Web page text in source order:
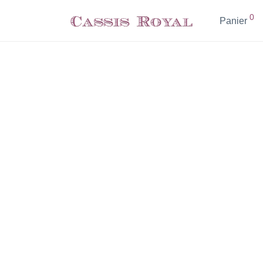
Panier 0